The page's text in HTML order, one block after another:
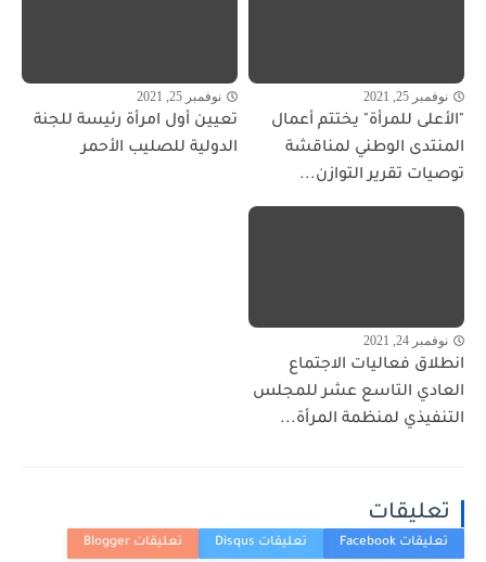
نوفمبر 25, 2021
"الأعلى للمرأة" يختتم أعمال
المنتدى الوطني لمناقشة
توصيات تقرير التوازن...
نوفمبر 25, 2021
تعيين أول امرأة رئيسة للجنة
الدولية للصليب الأحمر
نوفمبر 24, 2021
انطلاق فعاليات الاجتماع
العادي التاسع عشر للمجلس
التنفيذي لمنظمة المرأة...
تعليقات